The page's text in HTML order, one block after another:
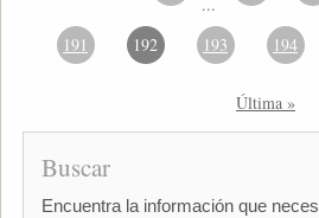
191 192 193 194
Última »
Buscar
Encuentra la información que